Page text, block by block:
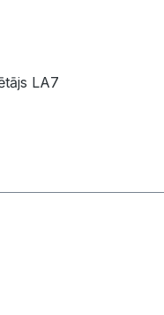
LA7